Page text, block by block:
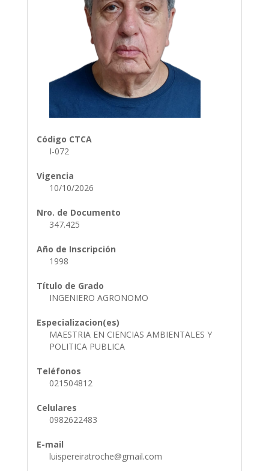
Código CTCA
I-072
Vigencia
10/10/2026
Nro. de Documento
347.425
Año de Inscripción
1998
Título de Grado
INGENIERO AGRONOMO
Especializacion(es)
MAESTRIA EN CIENCIAS AMBIENTALES Y
POLITICA PUBLICA
Teléfonos
021504812
Celulares
0982622483
E-mail
luispereiratroche@gmail.com